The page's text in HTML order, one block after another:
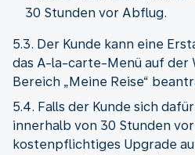
30 Stunden vor Abflug.
5.3. Der Kunde kann eine
das A-la-carte-Menü auf der
Bereich „Meine Reise“
5.4. Falls der Kunde sich
innerhalb von 30 Stunden
kostenpflichtiges Upgrade